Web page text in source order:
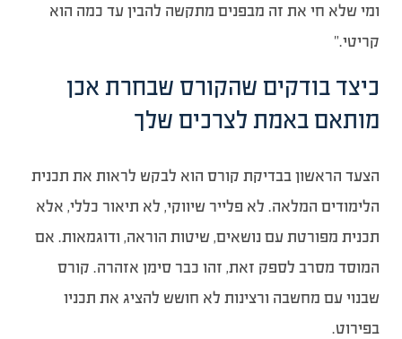
ומי שלא חי את זה מבפנים מתקשה להבין עד כמה הוא
קריטי.”
כיצד בודקים שהקורס שבחרת אכן
מותאם באמת לצרכים שלך
הצעד הראשון בבדיקת קורס הוא לבקש לראות את תכנית
הלימודים המלאה. לא פלייר שיווקי, לא תיאור כללי, אלא
תכנית מפורטת עם נושאים, שיטות הוראה, ודוגמאות. אם
המוסד מסרב לספק זאת, זהו כבר סימן אזהרה. קורס
שבנוי עם מחשבה ורצינות לא חושש להציג את תכניו
בפירוט.